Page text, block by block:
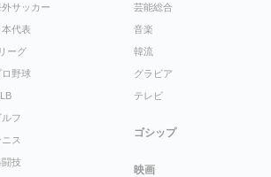
外サッカー
本代表
ーグ
ロ野球
ルフ
ニス
闘技
芸能総合
音楽
韓流
グラビア
テレビ
ゴシップ
映画